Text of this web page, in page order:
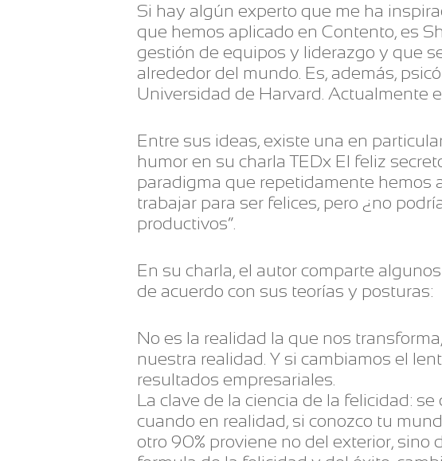
Si hay algún experto que me ha
que hemos aplicado en Contento, es
gestión de equipos y liderazgo y que
alrededor del mundo. Es, además,
Universidad de Harvard. Actualmente
Entre sus ideas, existe una en
humor en su charla TEDx El feliz
paradigma que repetidamente hemos
trabajar para ser felices, pero ¿no
productivos”.
En su charla, el autor comparte
de acuerdo con sus teorías y posturas:
No es la realidad la que nos
nuestra realidad. Y si cambiamos el
resultados empresariales.
La clave de la ciencia de la felicidad:
cuando en realidad, si conozco tu
otro 90% proviene no del exterior, sino